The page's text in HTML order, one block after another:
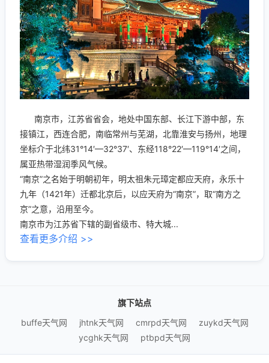
南京市，江苏省省会，地处中国东部、长江下游中部，东
接镇江，西连合肥，南临常州与芜湖，北靠淮安与扬州，地理
坐标介于北纬31°14′—32°37′、东经118°22′—119°14′之间，
属亚热带湿润季风气候。
“南京”之名始于明朝初年，明太祖朱元璋定都应天府，永乐十
九年（1421年）迁都北京后，以应天府为“南京”，取“南方之
京”之意，沿用至今。
南京市为江苏省下辖的副省级市、特大城...
查看更多介绍 >>
旗下站点
buffe天气网
jhtnk天气网 cmrpd天气网
zuykd天气网
ycghk天气网
ptbpd天气网